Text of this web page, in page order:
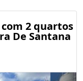
2 quartos
De Santana